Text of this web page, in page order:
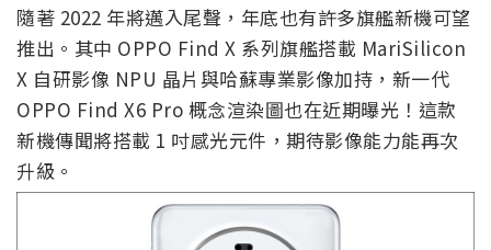
隨著 2022 年將邁入尾聲，年底也有許多旗艦新機可望
推出。其中 OPPO Find X 系列旗艦搭載 MariSilicon
X 自研影像 NPU 晶片與哈蘇專業影像加持，新一代
OPPO Find X6 Pro 概念渲染圖也在近期曝光！這款
新機傳聞將搭載 1 吋感光元件，期待影像能力能再次
升級。